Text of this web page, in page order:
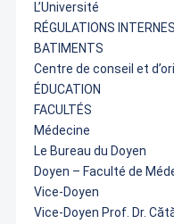
L’Université
RÉGULATIONS INTERNES
BATIMENTS
Centre de conseil et
ÉDUCATION
FACULTÉS
Médecine
Le Bureau du Doyen
Doyen – Faculté de
Vice-Doyen
Vice-Doyen Prof. Dr.